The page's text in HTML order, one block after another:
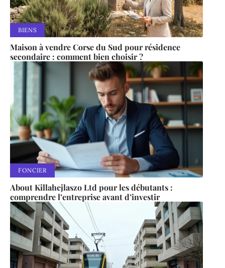
BIENS
Maison à vendre Corse du Sud pour résidence
secondaire : comment bien choisir ?
FONCIER
About Killahejlaszo Ltd pour les débutants :
comprendre l’entreprise avant d’investir